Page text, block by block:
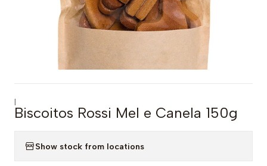
|
Biscoitos Rossi Mel e Canela 150g
Show stock from locations